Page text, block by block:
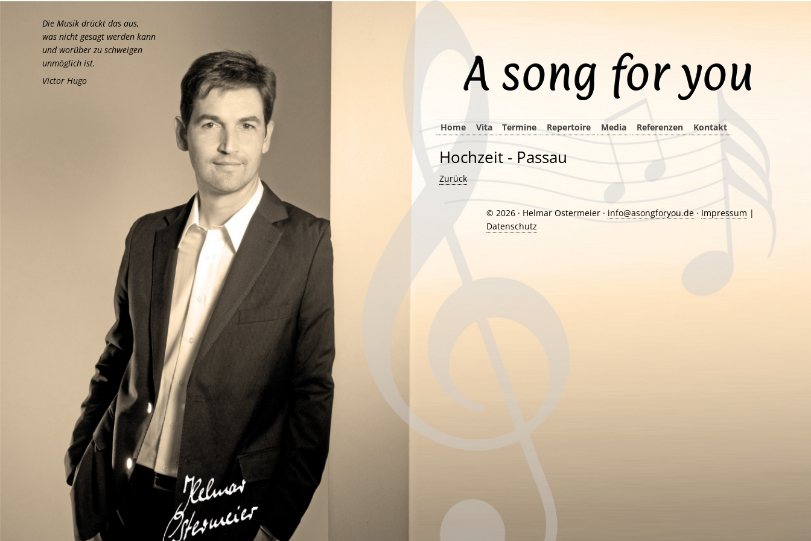
Die Musik drückt das aus,
was nicht gesagt werden kann
und worüber zu schweigen
unmöglich ist.
Victor Hugo
A song for you
Navigation
überspringen
Home Vita Termine Repertoire Media Referenzen Kontakt
Hochzeit - Passau
Zurück
© 2026 · Helmar Ostermeier · info@asongforyou.de · Impressum |
Datenschutz